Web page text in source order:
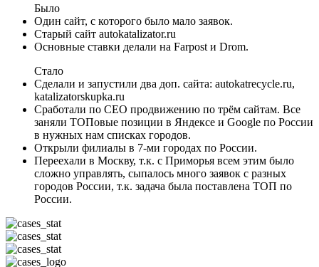
Было
Один сайт, с которого было мало заявок.
Старый сайт autokatalizator.ru
Основные ставки делали на Farpost и Drom.
Стало
Сделали и запустили два доп. сайта: autokatrecycle.ru,
katalizatorskupka.ru
Сработали по СЕО продвижению по трём сайтам. Все
заняли ТОПовые позиции в Яндексе и Google по России
в нужных нам списках городов.
Открыли филиалы в 7-ми городах по России.
Переехали в Москву, т.к. с Приморья всем этим было
сложно управлять, сыпалось много заявок с разных
городов России, т.к. задача была поставлена ТОП по
России.